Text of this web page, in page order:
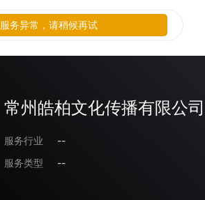
常州皓柏文化传播有限公司
服务行业
--
服务类型
--
服务异常，请稍候再试